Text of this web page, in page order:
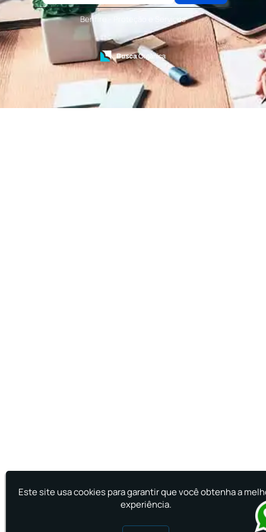
Terceirização de Serviços de Recepcionistas
Treinamento de Bombeiro Civil
Treinamento de Bombeiros
Treinamento de Brigada
Treinamento de Brigada de Emergência
Treinamento de Brigada de Incêndio
Treinamento de Brigada de Incêndio Valor
Treinamento de Brigadista de Incêndio
Treinamento de Combate a Incêndio NR 23
Benfire - Proteção e Serviços
Este site usa cookies para garantir que você obtenha a
experiência.